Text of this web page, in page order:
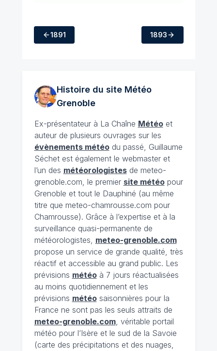
1891 1893
Histoire du site Météo
Grenoble
Ex-présentateur à La Chaîne Météoet
auteur de plusieurs ouvrages sur les
évènements météodu passé, Guillaume
Séchet est également le webmaster et
l’un des météorologistesde meteo-
grenoble.com, le premier site météopour
Grenoble et tout le Dauphiné (au même
titre que meteo-chamrousse.com pour
Chamrousse). Grâce à l’expertise et à la
surveillance quasi-permanente de
météorologistes, meteo-grenoble.com
propose un service de grande qualité, très
réactif et accessible au grand public. Les
prévisions météoà 7 jours réactualisées
au moins quotidiennement et les
prévisions météosaisonnières pour la
France ne sont pas les seuls attraits de
meteo-grenoble.com, véritable portail
météo pour l’Isère et le sud de la Savoie
(carte des précipitations et des nuages,